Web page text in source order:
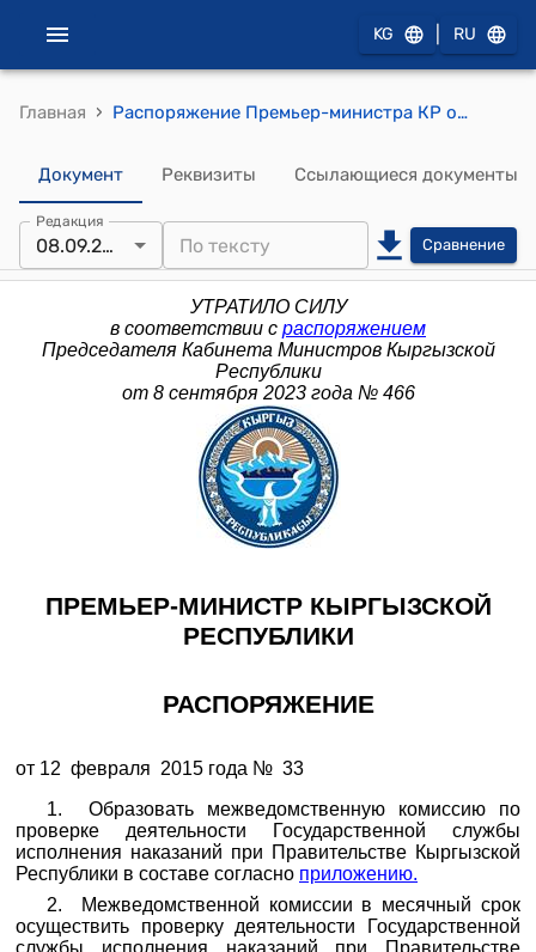
KG RU
Главная › Распоряжение Премьер-министра КР от 12 февраля 2015 года № 33 (О составе Межведомственной комиссии по проверке деятельности Государственной службы исполнения наказаний при Правительстве КР)
Документ Реквизиты Ссылающиеся документы
Редакция
08.09.2023 Сравнение